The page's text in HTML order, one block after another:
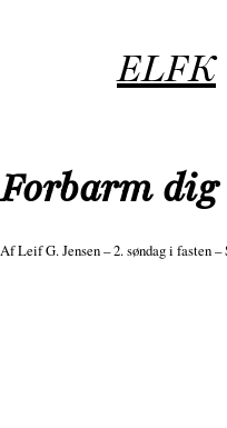
ELFK
Forbarm
AfLeif G. Jensen– 2. søndag i fasten –